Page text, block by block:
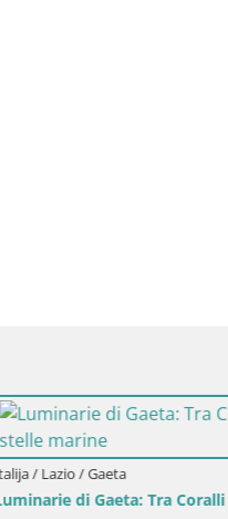
Coralli e stelle